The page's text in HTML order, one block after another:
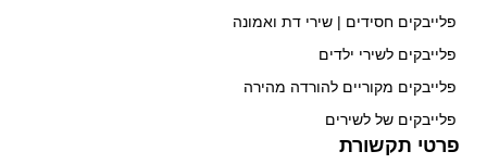
פלייבקים חסידים | שירי דת ואמונה
פלייבקים לשירי ילדים
פלייבקים מקוריים להורדה מהירה
פלייבקים של לשירים
פרטי תקשורת